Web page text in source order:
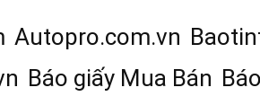
Autopro.com.vn
Báo giấy Mua Bán